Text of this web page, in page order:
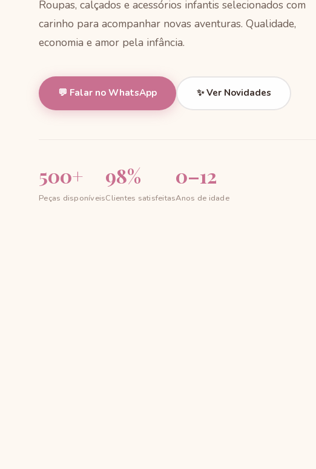
Roupas, calçados e acessórios infantis selecionados com
carinho para acompanhar novas aventuras. Qualidade,
economia e amor pela infância.
💬 Falar no WhatsApp ✨ Ver Novidades
500+
Peças disponíveis
98%
Clientes satisfeitas
0–12
Anos de idade